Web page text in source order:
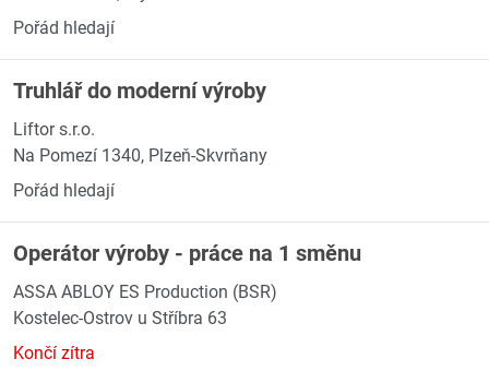
Pořád hledají
Truhlář do moderní výroby
Liftor s.r.o.
Na Pomezí 1340, Plzeň-Skvrňany
Pořád hledají
Operátor výroby - práce na 1 směnu
ASSA ABLOY ES Production (BSR)
Kostelec-Ostrov u Stříbra 63
Končí zítra